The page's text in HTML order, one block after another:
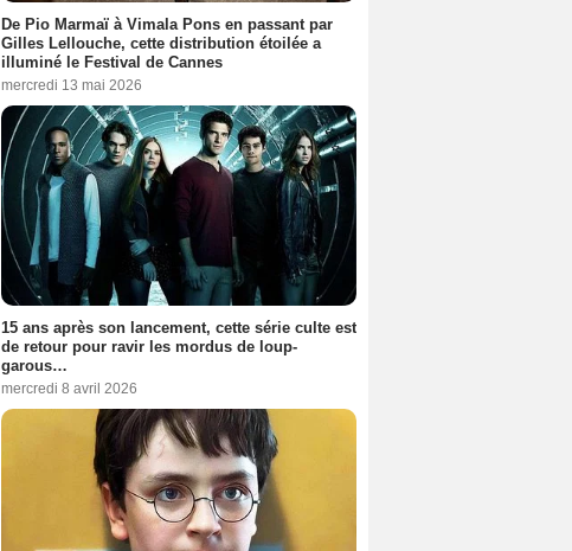
De Pio Marmaï à Vimala Pons en passant par
Gilles Lellouche, cette distribution étoilée a
illuminé le Festival de Cannes
mercredi 13 mai 2026
15 ans après son lancement, cette série culte est
de retour pour ravir les mordus de loup-
garous…
mercredi 8 avril 2026